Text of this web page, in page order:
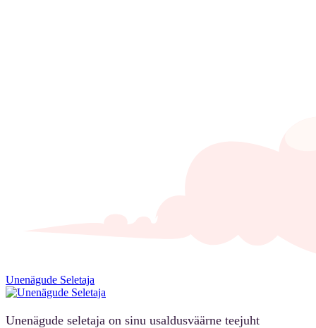
Unenägude Seletaja
Unenägude seletaja on sinu usaldusväärne teejuht